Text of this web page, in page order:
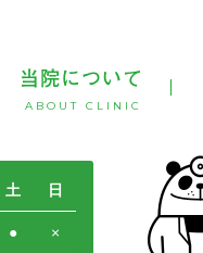
当院について
ABOUT CLINIC
土 日
● ×